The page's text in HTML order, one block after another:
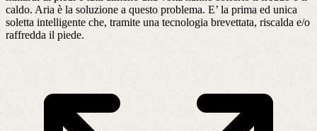
caldo. Aria è la soluzione a questo problema. E’ la prima ed unica
soletta intelligente che, tramite una tecnologia brevettata, riscalda e/o
raffredda il piede.